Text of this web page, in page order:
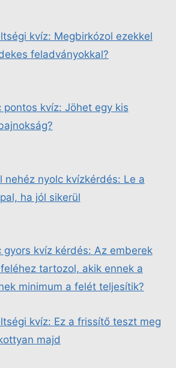
kvíz: Megbirkózol ezekkel
feladványokkal?
pontos kvíz: Jöhet egy kis
nehéz nyolc kvízkérdés: Le a
ha jól sikerül
gyors kvíz kérdés: Az emberek
tartozol, akik ennek a
minimum a felét teljesítik?
kvíz: Ez a frissítő teszt meg
majd